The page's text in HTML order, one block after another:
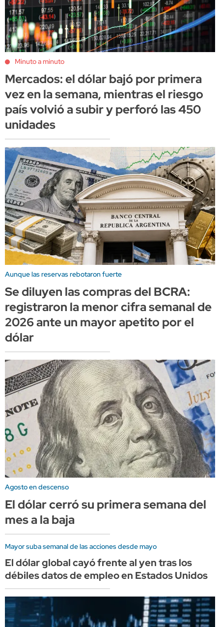
Minuto a minuto
Mercados: el dólar bajó por primera
vez en la semana, mientras el riesgo
país volvió a subir y perforó las 450
unidades
Aunque las reservas rebotaron fuerte
Se diluyen las compras del BCRA:
registraron la menor cifra semanal de
2026 ante un mayor apetito por el
dólar
Agosto en descenso
El dólar cerró su primera semana del
mes a la baja
Mayor suba semanal de las acciones desde mayo
El dólar global cayó frente al yen tras los
débiles datos de empleo en Estados Unidos